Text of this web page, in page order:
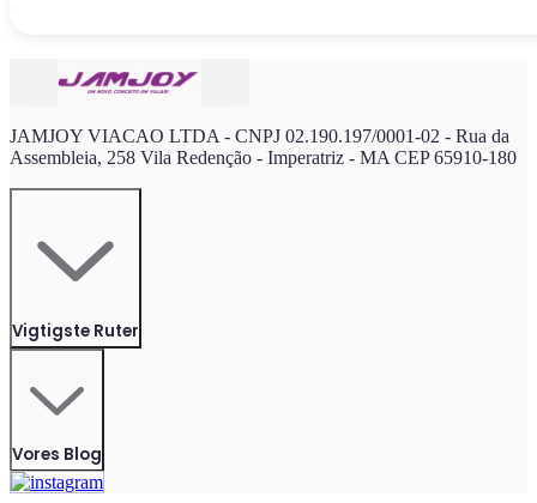
JAMJOY VIACAO LTDA - CNPJ 02.190.197/0001-02 - Rua da
Assembleia, 258 Vila Redenção - Imperatriz - MA CEP 65910-180
Vigtigste Ruter
Vores Blog